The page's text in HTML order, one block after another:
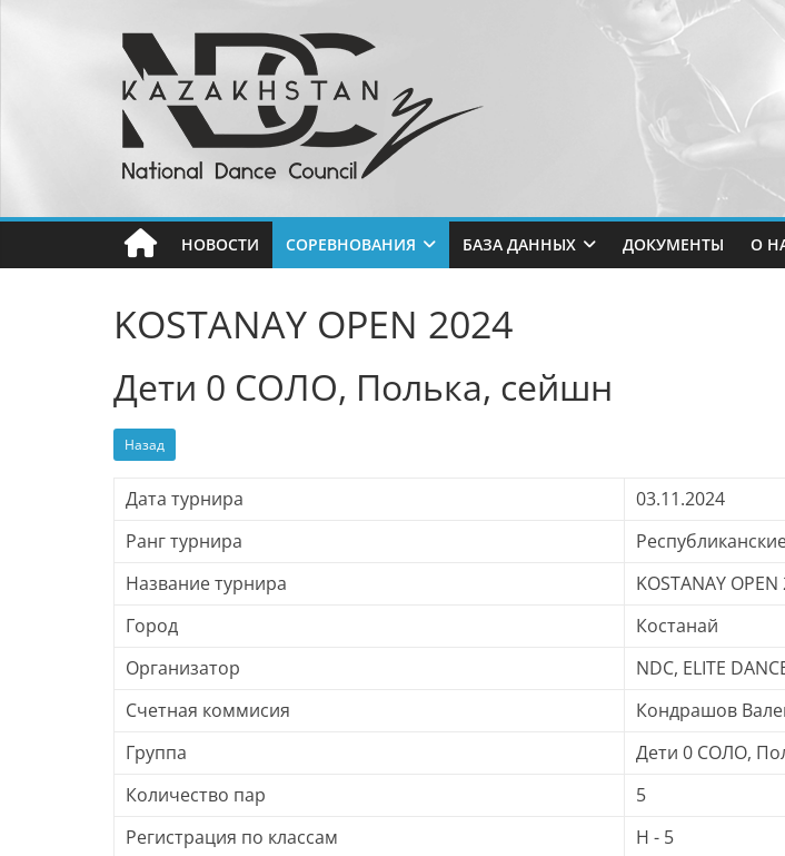
Национальный
Совет
Танца
РК
танцы
в
Казахстане
НОВОСТИ СОРЕВНОВАНИЯ БАЗА ДАННЫХ ДОКУМЕНТЫ О
KOSTANAY OPEN 2024
Дети 0 СОЛО, Полька, сейшн
Назад
Дата турнира
03.11.2024
Ранг турнира
Название турнира
KOSTANAY
Город
Костанай
Организатор
NDC, ELITE
Счетная коммисия
Кондрашов
Группа
Дети 0 СОЛО,
Количество пар
5
Регистрация по классам
H - 5